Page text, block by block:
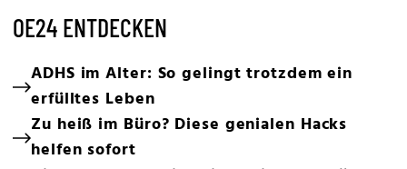
OE24 ENTDECKEN
ADHS im Alter: So gelingt trotzdem ein
erfülltes Leben
Zu heiß im Büro? Diese genialen Hacks
helfen sofort